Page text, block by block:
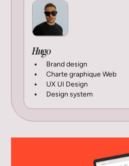
Hugo
Brand design
Charte graphique Web
UX UI Design
Design system